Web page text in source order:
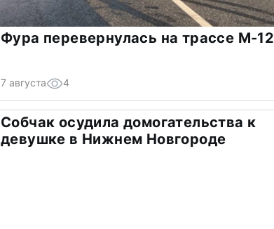
Фура перевернулась на трассе М-12
7 августа 4
Собчак осудила домогательства к
девушке в Нижнем Новгороде